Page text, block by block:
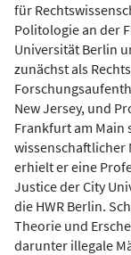
für
Politologie an der
Universität Berlin
zunächst als
New Jersey, und
Frankfurt am Main
wissenschaftlicher
erhielt er eine
Justice der City
die HWR Berlin.
Theorie und
darunter illegale